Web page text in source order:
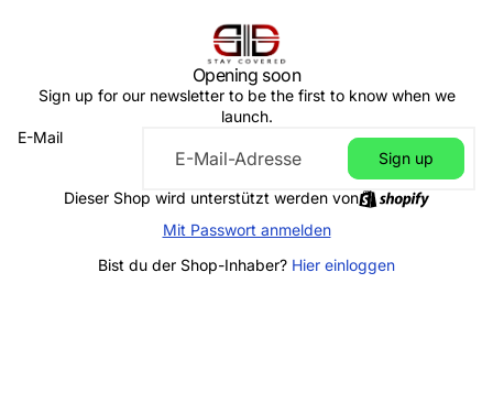
Opening soon
Sign up for our newsletter to be the first to know when we
launch.
E-Mail
Sign up
Dieser Shop wird unterstützt werden von
Mit Passwort anmelden
Bist du der Shop-Inhaber? Hier einloggen